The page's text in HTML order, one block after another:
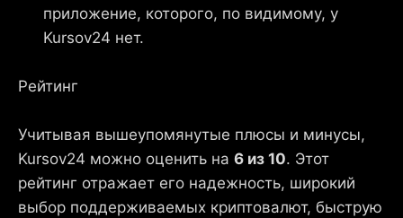
приложение, которого, по видимому, у
Kursov24 нет.
Рейтинг
Учитывая вышеупомянутые плюсы и минусы,
Kursov24 можно оценить на 6 из 10. Этот
рейтинг отражает его надежность, широкий
выбор поддерживаемых криптовалют, быструю